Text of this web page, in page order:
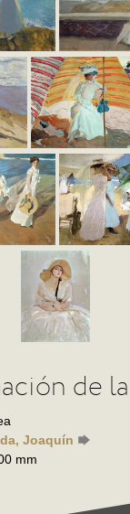
de
Joaquín
mm